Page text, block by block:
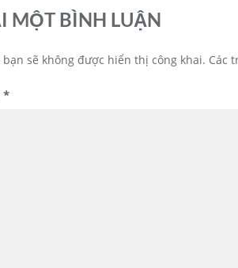
MỘT BÌNH LUẬN
bạn sẽ không được hiển thị công khai. Các
*